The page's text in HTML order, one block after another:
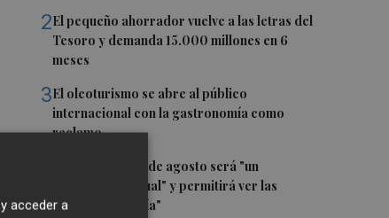
2El pequeño ahorrador vuelve a las letras del
Tesoro y demanda 15.000 millones en 6
meses
3El oleoturismo se abre al público
internacional con la gastronomía como
reclamo
El eclipse del 12 de agosto será "un
espectáculo visual" y permitirá ver las
perseidas "de día"
acceder a